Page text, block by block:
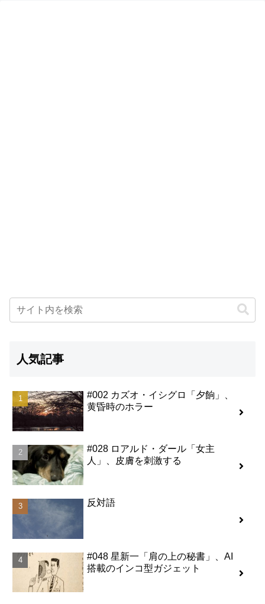
人気記事
#002 カズオ・イシグロ「夕餉」、
黄昏時のホラー
#028 ロアルド・ダール「女主
人」、皮膚を刺激する
反対語
#048 星新一「肩の上の秘書」、AI
搭載のインコ型ガジェット